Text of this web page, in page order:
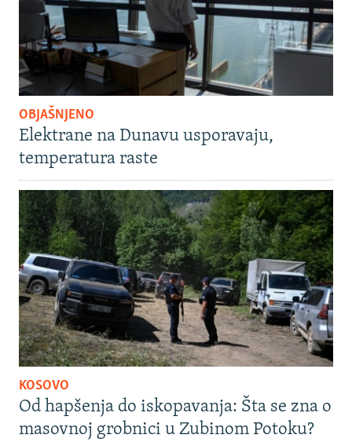
OBJAŠNJENO
Elektrane na Dunavu usporavaju,
temperatura raste
KOSOVO
Od hapšenja do iskopavanja: Šta se zna o
masovnoj grobnici u Zubinom Potoku?